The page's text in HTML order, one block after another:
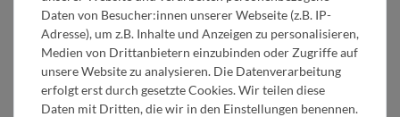
Klarinette
in Es 3. Horn in
F/Es
2.
Tenorhorn
C
Schlagzeug
Daten von Besucher:innen unserer Webseite (z.B. IP-
Adresse), um z.B. Inhalte und Anzeigen zu personalisieren,
Medien von Drittanbietern einzubinden oder Zugriffe auf
unsere Website zu analysieren. Die Datenverarbeitung
erfolgt erst durch gesetzte Cookies. Wir teilen diese
Daten mit Dritten, die wir in den Einstellungen benennen.